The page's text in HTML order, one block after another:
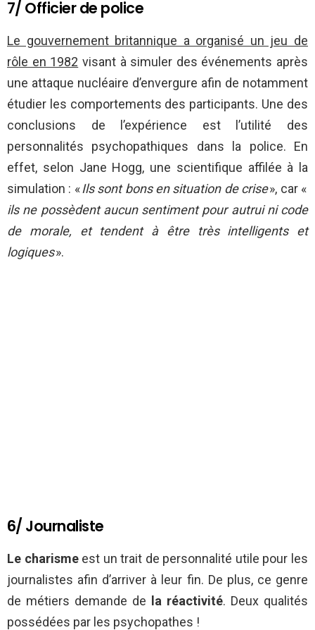
7/ Officier de police
Le gouvernement britannique a organisé un jeu de
rôle en 1982 visant à simuler des événements après
une attaque nucléaire d’envergure afin de notamment
étudier les comportements des participants. Une des
conclusions de l’expérience est l’utilité des
personnalités psychopathiques dans la police. En
effet, selon Jane Hogg, une scientifique affilée à la
simulation : «Ils sont bons en situation de crise», car «
ils ne possèdent aucun sentiment pour autrui ni code
de morale, et tendent à être très intelligents et
logiques».
6/ Journaliste
Le charismeest un trait de personnalité utile pour les
journalistes afin d’arriver à leur fin. De plus, ce genre
de métiers demande de la réactivité. Deux qualités
possédées par les psychopathes !